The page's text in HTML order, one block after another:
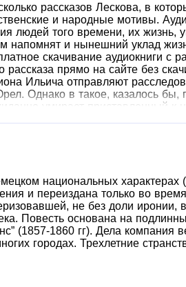
рассказов Лескова, в
и народные мотивы.
людей того времени, их жизнь,
и нынешний уклад
скачивание аудиокниги с
рассказа прямо на сайте без
Ильича отправляют
Однако в такое, казалось
умирает приставленный
из себя привидений,
увлечение одной княгини
в любой
ей, как нужно поступать. И
был знаменит своим
который неожиданно
необходимым навсегда
описывается ситуация, о
люди – военный, купцы,
опасаются как
станции пассажира начинают
денежного долга с
национальных
и переиздана только во
не без доли иронии,
Повесть основана на
(1857-1860 гг). Дела
городах. Трехлетние